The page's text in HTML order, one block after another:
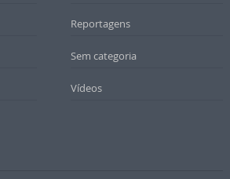
Reportagens
Sem categoria
Vídeos